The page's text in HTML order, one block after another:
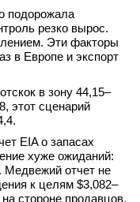
подорожала
резко вырос.
Эти факторы
в Европе и экспорт
в зону 44,15–
этот сценарий
EIA о запасах
хуже ожиданий:
отчет не
к целям $3,082–
стороне продавцов,